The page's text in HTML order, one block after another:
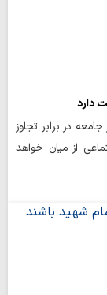
دارد
در برابر تجاوز
از میان خواهد